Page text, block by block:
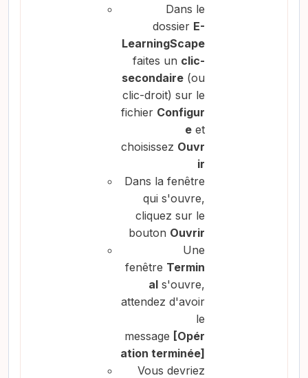
Dans le
dossier E-
LearningScape
faites un clic-
secondaire (ou
clic-droit) sur le
fichier Configur
e et
choisissez Ouvr
ir
Dans la fenêtre
qui s'ouvre,
cliquez sur le
bouton Ouvrir
Une
fenêtre Termin
al s'ouvre,
attendez d'avoir
le
message [Opér
ation terminée]
Vous devriez